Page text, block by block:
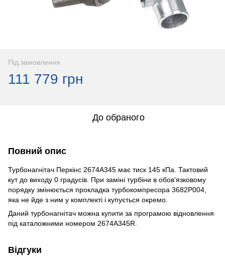
Під замовлення
111 779 грн
До обраного
Повний опис
Турбонагнітач Перкінс 2674A345 має тиск 145 кПа. Тактовий
кут до виходу 0 градусів. При заміні турбіни в обов'язковому
порядку змінюється прокладка турбокомпресора 3682P004,
яка не йде з ним у комплекті і купується окремо.
Даний турбонагнітач можна купити за програмою відновлення
під каталожними номером 2674A345R.
Відгуки